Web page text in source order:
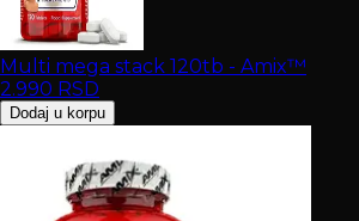
Multi mega stack 120tb - Amix™
2.990 RSD
Dodaj u korpu